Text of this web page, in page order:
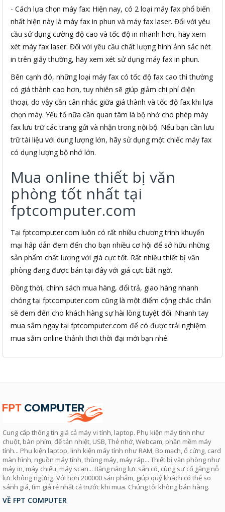
- Cách lựa chọn máy fax: Hiện nay, có 2 loại máy fax phổ biến
nhất hiện này là máy fax in phun và máy fax laser. Đối với yêu
cầu sử dụng cường độ cao và tốc độ in nhanh hơn, hãy xem
xét máy fax laser. Đối với yêu cầu chất lượng hình ảnh sắc nét
in trên giấy thường, hãy xem xét sử dụng máy fax in phun.
Bên cạnh đó, những loại máy fax có tốc độ fax cao thì thường
có giá thành cao hơn, tuy nhiên sẽ giúp giảm chi phí điện
thoại, do vậy cần cân nhắc giữa giá thành và tốc độ fax khi lựa
chọn máy. Yếu tố nữa cần quan tâm là bộ nhớ cho phép máy
fax lưu trữ các trang gửi và nhận trong nội bộ. Nếu bạn cần lưu
trữ tài liệu với dung lượng lớn, hãy sử dụng một chiếc máy fax
có dụng lượng bộ nhớ lớn.
Mua online thiết bị văn
phòng tốt nhất tại
fptcomputer.com
Tại fptcomputer.com luôn có rất nhiều chương trình khuyến
mại hấp dẫn đem đến cho bạn nhiều cơ hội để sở hữu những
sản phẩm chất lượng với giá cực tốt. Rất nhiều thiết bị văn
phòng đang được bán tại đây với giá cực bất ngờ.
Đồng thời, chính sách mua hàng, đổi trả, giao hàng nhanh
chóng tại fptcomputer.com cũng là một điểm cộng chắc chắn
sẽ đem đến cho khách hàng sự hài lòng tuyệt đối. Nhanh tay
mua sắm ngay tại fptcomputer.com để có được trải nghiệm
mua sắm online thảnh thơi thời đại mới bạn nhé.
Cung cấp thông tin giá cả máy vi tính, laptop. Phụ kiện máy tính như
chuột, bàn phím, đế tản nhiệt, USB, Thẻ nhớ, Webcam, phần mềm máy
tính... Phụ kiện laptop, linh kiện máy tính như RAM, Bo mạch, ổ cứng, card
màn hình, nguồn máy tính, thùng máy, máy ráp... Thiết bị văn phòng như
máy in, máy chiếu, máy scan... Bằng năng lực sẵn có, cùng sự cố gắng nỗ
lực không ngừng. Với hơn 200000 sản phẩm, giúp quý khách có thể so
sánh giá, tìm giá rẻ nhất cả trước khi mua. Chúng tôi không bán hàng.
VỀ FPT COMPUTER